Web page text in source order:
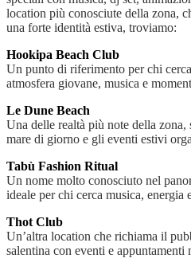
location più conosciute della zona,
una forte identità estiva, troviamo:
Hookipa Beach Club
Un punto di riferimento per chi
atmosfera giovane, musica e
Le Dune Beach
Una delle realtà più note della
mare di giorno e gli eventi estivi
Tabù Fashion Ritual
Un nome molto conosciuto nel
ideale per chi cerca musica, energia
Thot Club
Un’altra location che richiama il
salentina con eventi e appuntamenti